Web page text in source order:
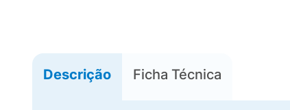
Descrição Ficha Técnica